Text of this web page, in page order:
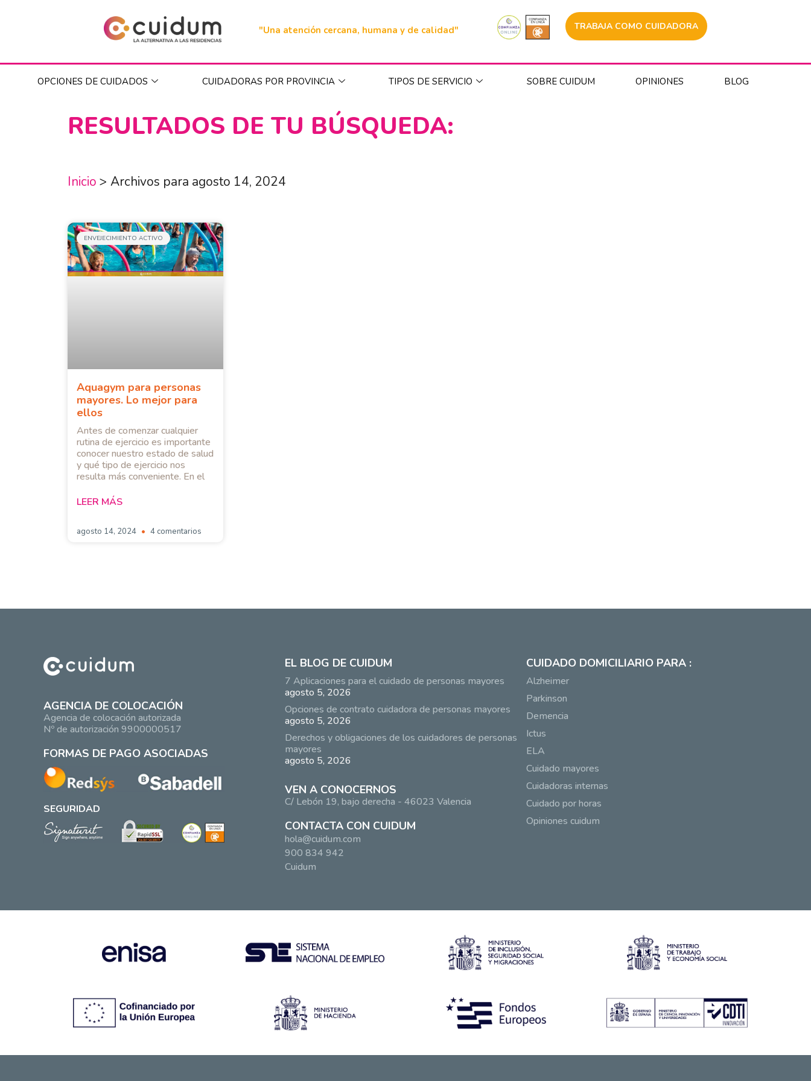
"Una atención cercana, humana y de calidad" TRABAJA COMO CUIDADORA
OPCIONES DE CUIDADOS CUIDADORAS POR PROVINCIA TIPOS DE SERVICIO SOBRE CUIDUM OPINIONES BLOG
RESULTADOS DE TU BÚSQUEDA:
Inicio > Archivos para agosto 14, 2024
ENVEJECIMIENTO ACTIVO
Aquagym para personas
mayores. Lo mejor para
ellos
Antes de comenzar cualquier
rutina de ejercicio es importante
conocer nuestro estado de salud
y qué tipo de ejercicio nos
resulta más conveniente. En el
LEER MÁS
agosto 14, 2024 4 comentarios
AGENCIA DE COLOCACIÓN
Agencia de colocación autorizada
Nº de autorización 9900000517
FORMAS DE PAGO ASOCIADAS
SEGURIDAD
EL BLOG DE CUIDUM
7 Aplicaciones para el cuidado de personas mayores
agosto 5, 2026
Opciones de contrato cuidadora de personas mayores
agosto 5, 2026
Derechos y obligaciones de los cuidadores de personas
mayores
agosto 5, 2026
VEN A CONOCERNOS
C/ Lebón 19, bajo derecha - 46023 Valencia
CONTACTA CON CUIDUM
hola@cuidum.com
900 834 942
Cuidum
CUIDADO DOMICILIARIO PARA :
Alzheimer
Parkinson
Demencia
Ictus
ELA
Cuidado mayores
Cuidadoras internas
Cuidado por horas
Opiniones cuidum